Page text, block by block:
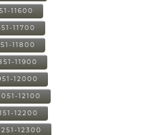
11600
11700
11800
11900
12000
12100
12200
12300